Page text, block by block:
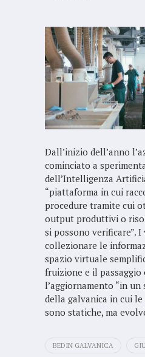
Dall’inizio dell’anno
cominciato a
dell’Intelligenza
“piattaforma in cui
procedure tramite cui
output produttivi o
si possono verificare”.
collezionare le
spazio virtuale
fruizione e il passaggio
l’aggiornamento “in
della galvanica in cui
sono statiche, ma
BEDIN GALVANICA